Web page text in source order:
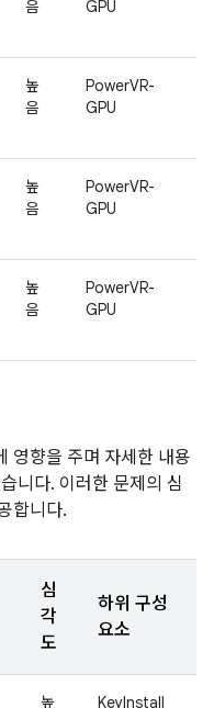
음
GPU
높
음
PowerVR-
GPU
높
음
PowerVR-
GPU
높
음
PowerVR-
GPU
영향을 주며 자세한 내용
니다. 이러한 문제의 심
합니다.
심
각
도
하위 구성
요소
높
KeyInstall